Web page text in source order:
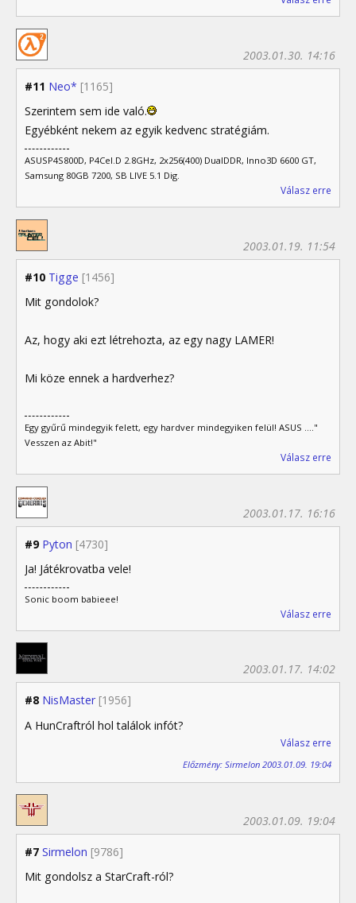
#11 Neo* [1165]
2003.01.30. 14:16
Szerintem sem ide való.
Egyébként nekem az egyik kedvenc stratégiám.
ASUSP4S800D, P4Cel.D 2.8GHz, 2x256(400) DualDDR, Inno3D 6600 GT,
Samsung 80GB 7200, SB LIVE 5.1 Dig.
Válasz erre
#10 Tigge [1456]
2003.01.19. 11:54
Mit gondolok?
Az, hogy aki ezt létrehozta, az egy nagy LAMER!
Mi köze ennek a hardverhez?
Egy gyűrű mindegyik felett, egy hardver mindegyiken felül! ASUS ...."
Vesszen az Abit!"
Válasz erre
#9 Pyton [4730]
2003.01.17. 16:16
Ja! Játékrovatba vele!
Sonic boom babieee!
Válasz erre
#8 NisMaster [1956]
2003.01.17. 14:02
A HunCraftról hol találok infót?
Válasz erre
Előzmény: Sirmelon 2003.01.09. 19:04
#7 Sirmelon [9786]
2003.01.09. 19:04
Mit gondolsz a StarCraft-ról?